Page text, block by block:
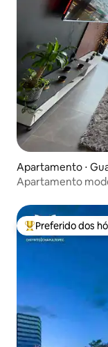
Apartamento ⋅
Apartamento
Entre os melhores
Preferido dos